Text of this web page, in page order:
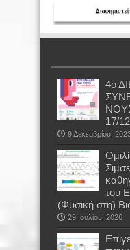
4ο
17/
9 Δεκεμβρίου,
του
(Φυσική στη)
29 Ιουλίου, 2026